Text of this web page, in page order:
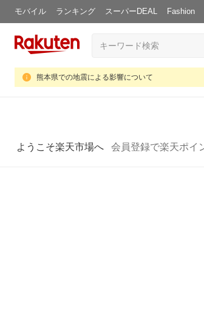
モバイル ランキング スーパーDEAL Fashion
熊本県での地震による影響について
ようこそ楽天市場へ 会員登録で楽天ポイ